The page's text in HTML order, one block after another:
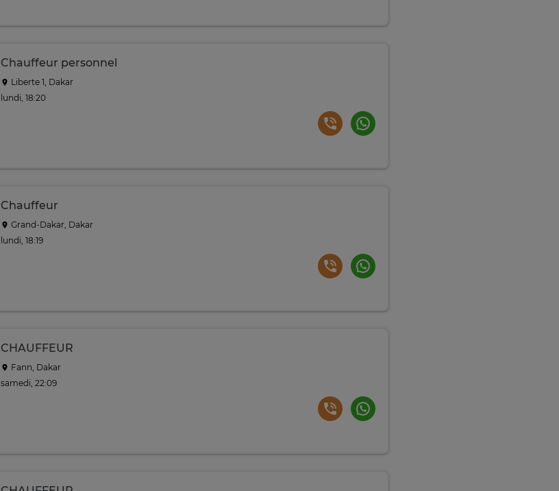
Chauffeur personnel
Liberte 1, Dakar
lundi, 18:20
Chauffeur
Grand-Dakar, Dakar
lundi, 18:19
CHAUFFEUR
Fann, Dakar
samedi, 22:09